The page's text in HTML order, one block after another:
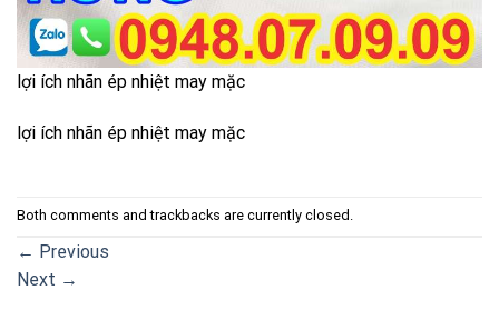
lợi ích nhãn ép nhiệt may mặc
lợi ích nhãn ép nhiệt may mặc
Both comments and trackbacks are currently closed.
← Previous
Next →